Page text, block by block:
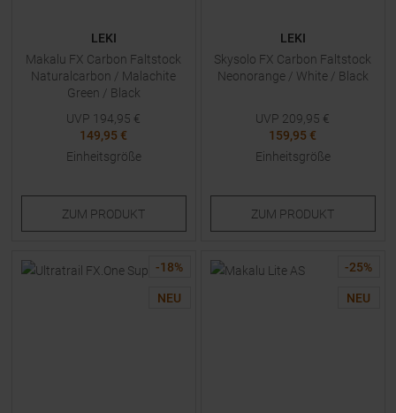
LEKI
Makalu FX Carbon Faltstock
Naturalcarbon / Malachite
Green / Black
UVP 194,95 €
149,95 €
Einheitsgröße
ZUM PRODUKT
LEKI
Skysolo FX Carbon Faltstock
Neonorange / White / Black
UVP 209,95 €
159,95 €
Einheitsgröße
ZUM PRODUKT
-18%
NEU
-25%
NEU